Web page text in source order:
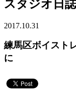
スタジオ日
2017.10.31
練馬区ボイスト
に